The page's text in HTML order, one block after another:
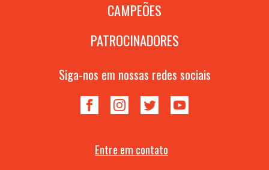
CAMPEÕES
PATROCINADORES
Siga-nos em nossas redes sociais
Entre em contato